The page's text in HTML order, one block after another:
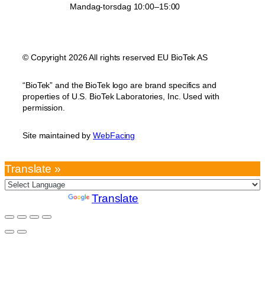
Mandag-torsdag 10:00–15:00
© Copyright 2026 All rights reserved EU BioTek AS
“BioTek” and the BioTek logo are brand specifics and
properties of U.S. BioTek Laboratories, Inc. Used with
permission.
Site maintained byWebFacing
Translate »
Translate